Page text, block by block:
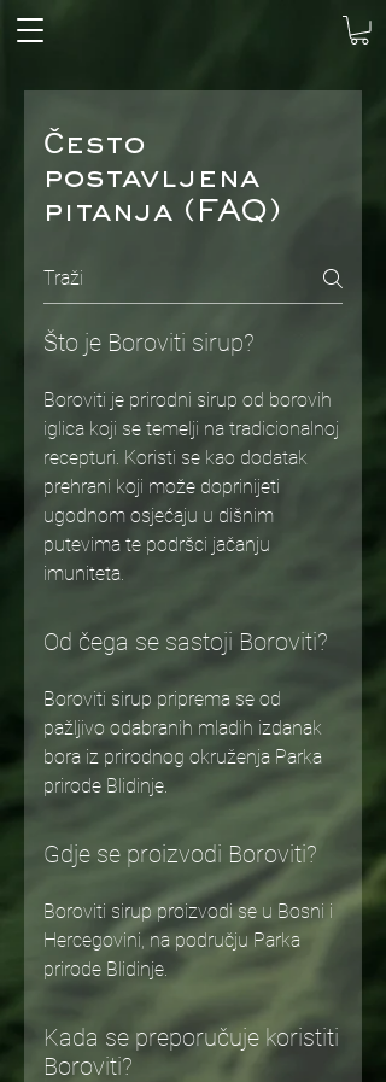
Često
postavljena
pitanja (FAQ)
Što je Boroviti sirup?
Boroviti je prirodni sirup od borovih
iglica koji se temelji na tradicionalnoj
recepturi. Koristi se kao dodatak
prehrani koji može doprinijeti
ugodnom osjećaju u dišnim
putevima te podršci jačanju
imuniteta.
Od čega se sastoji Boroviti?
Boroviti sirup priprema se od
pažljivo odabranih mladih izdanak
bora iz prirodnog okruženja Parka
prirode Blidinje.
Gdje se proizvodi Boroviti?
Boroviti sirup proizvodi se u Bosni i
Hercegovini, na području Parka
prirode Blidinje.
Kada se preporučuje koristiti
Boroviti?